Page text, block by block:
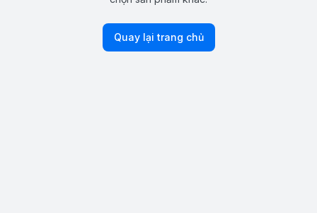
Quay lại trang chủ